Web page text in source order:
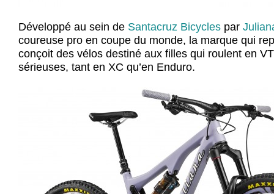
Développé au sein de Santacruz Bicycles par
coureuse pro en coupe du monde, la marque qui
conçoit des vélos destiné aux filles qui roulent en
sérieuses, tant en XC qu’en Enduro.